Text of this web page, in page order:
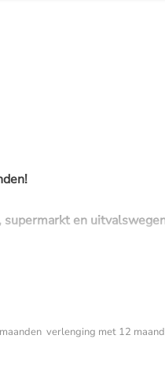
supermarkt en
en een werk/
uitzondering van de
verlenging met 12